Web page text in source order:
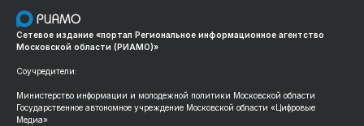
Сетевое издание «портал Региональное информационное агентство
Московской области (РИАМО)»
Соучредители:
Министерство информации и молодежной политики Московской области
Государственное автономное учреждение Московской области «Цифровые
Медиа»